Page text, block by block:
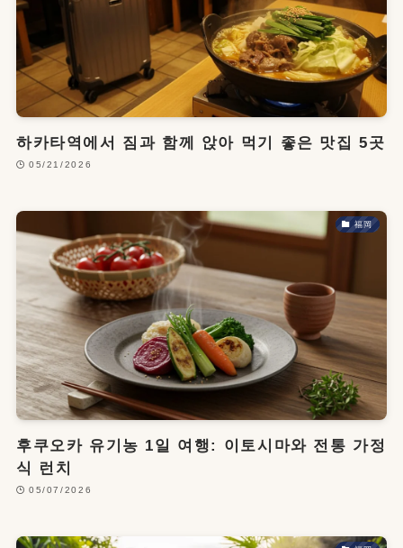
하카타역에서 짐과 함께 앉아 먹기 좋은 맛집 5곳
05/21/2026
福岡
후쿠오카 유기농 1일 여행: 이토시마와 전통 가정
식 런치
05/07/2026